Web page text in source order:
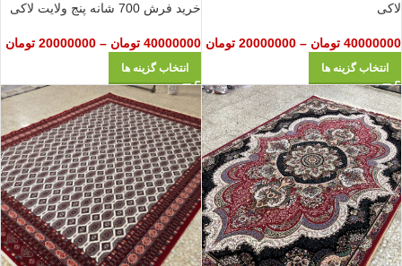
لاکی
40000000 تومان –
20000000 تومان
انتخاب گزینه ها
خرید فرش 700 شانه پنج ولایت لاکی
40000000 تومان –
20000000 تومان
انتخاب گزینه ها